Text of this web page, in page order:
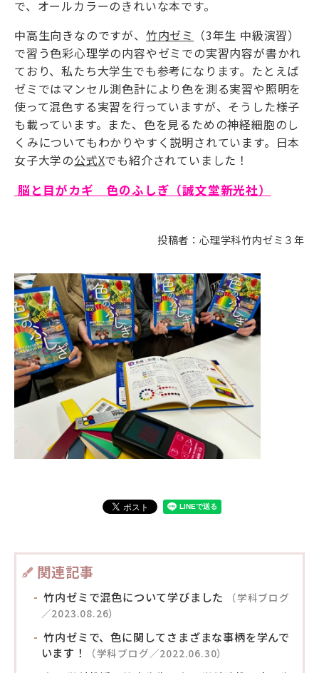
で、オールカラーのきれいな本です。
中高生向きなのですが、 竹内ゼミ （3年生 中級演習）
で習う色彩心理学の内容やゼミでの実習内容が書かれ
ており、私たち大学生でも参考になります。たとえば
ゼミではマンセル測色計により色を測る実習や照明を
使って混色する実習を行っていますが、そうした様子
も載っています。また、色を見るための神経細胞のし
くみについてもわかりやすく説明されています。日本
女子大学の公式Xでも紹介されていました！
脳と目がカギ 色のふしぎ（誠文堂新光社）
投稿者：心理学科竹内ゼミ３年
関連記事
竹内ゼミで混色について学びました
（学科ブログ
／2023.08.26）
竹内ゼミで、色に関してさまざまな事柄を学んで
います！
（学科ブログ／2022.06.30）